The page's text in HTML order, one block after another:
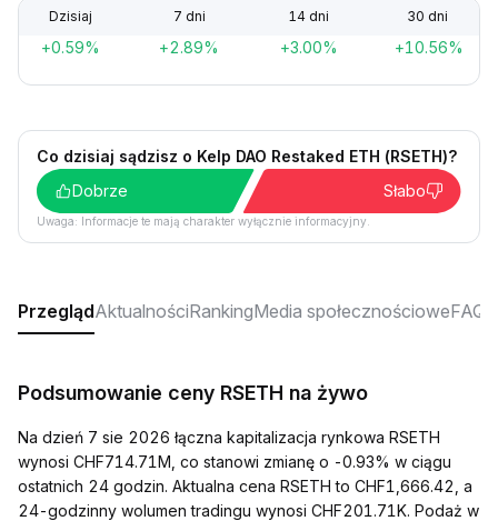
Dzisiaj 7 dni 14 dni 30 dni
+0.59% +2.89% +3.00% +10.56%
Co dzisiaj sądzisz o Kelp DAO Restaked ETH (RSETH)?
Dobrze
Słabo
Uwaga: Informacje te mają charakter wyłącznie informacyjny.
PrzeglądAktualnościRankingMedia społecznościoweFAQ
Podsumowanie ceny RSETH na żywo
Na dzień 7 sie 2026 łączna kapitalizacja rynkowa RSETH
wynosi CHF714.71M, co stanowi zmianę o -0.93% w ciągu
ostatnich 24 godzin. Aktualna cena RSETH to CHF1,666.42, a
24-godzinny wolumen tradingu wynosi CHF201.71K. Podaż w